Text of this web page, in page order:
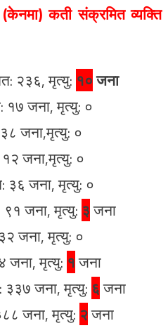
कती संक्रमित व्यक्ति
२३६, मृत्यु: १०जना
१७ जना, मृत्यु: ०
जना,मृत्यु: ०
जना,मृत्यु: ०
३६ जना, मृत्यु: ०
९१ जना, मृत्यु: ३जना
जना, मृत्यु: ०
जना, मृत्यु: १जना
३३७ जना, मृत्यु: ६जना
जना, मृत्यु: २जना